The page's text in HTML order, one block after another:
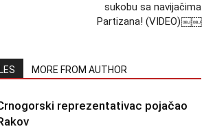
sukobu sa navijačima
Partizana! (VIDEO)￼￼
MORE FROM AUTHOR
reprezentativac pojačao